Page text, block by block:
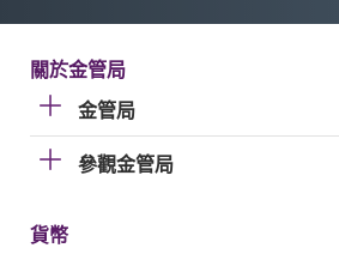
關於金管局
金管局
參觀金管局
貨幣